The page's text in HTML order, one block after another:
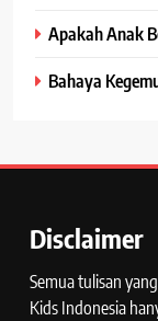
Apakah Anak
Bahaya
Disclaimer
Semua tulisan
Kids Indonesia